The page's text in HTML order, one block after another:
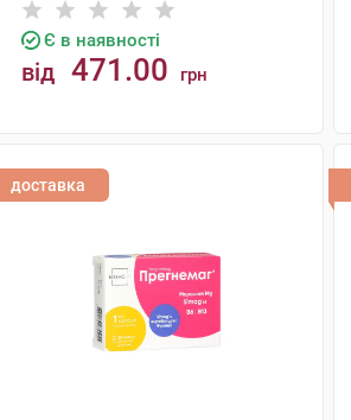
Є в наявності
від 471.00 грн
доставка